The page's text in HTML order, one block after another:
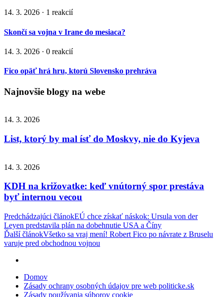
14. 3. 2026 · 1 reakcií
Skončí sa vojna v Irane do mesiaca?
14. 3. 2026 · 0 reakcií
Fico opäť hrá hru, ktorú Slovensko prehráva
Najnovšie blogy na webe
14. 3. 2026
List, ktorý by mal ísť do Moskvy, nie do Kyjeva
14. 3. 2026
KDH na križovatke: keď vnútorný spor prestáva
byť internou vecou
Navigácia
v
článku
Predchádzajúci článokEÚ chce získať náskok: Ursula von der
Leyen predstavila plán na dobehnutie USA a Číny
Ďalší článokVšetko sa vraj mení! Robert Fico po návrate z Bruselu
varuje pred obchodnou vojnou
Domov
Zásady ochrany osobných údajov pre web politicke.sk
Zásady používania súborov cookie